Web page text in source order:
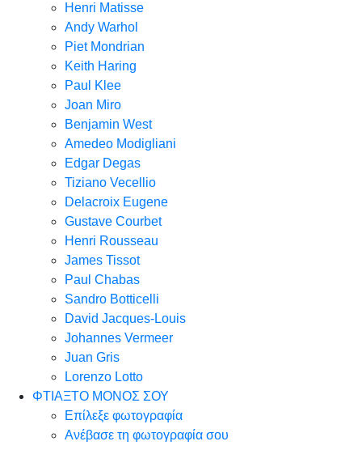
Henri Matisse
Andy Warhol
Piet Mondrian
Keith Haring
Paul Klee
Joan Miro
Benjamin West
Amedeo Modigliani
Edgar Degas
Tiziano Vecellio
Delacroix Eugene
Gustave Courbet
Henri Rousseau
James Tissot
Paul Chabas
Sandro Botticelli
David Jacques-Louis
Johannes Vermeer
Juan Gris
Lorenzo Lotto
ΦΤΙΑΞΤΟ ΜΟΝΟΣ ΣΟΥ
Επίλεξε φωτογραφία
Ανέβασε τη φωτογραφία σου